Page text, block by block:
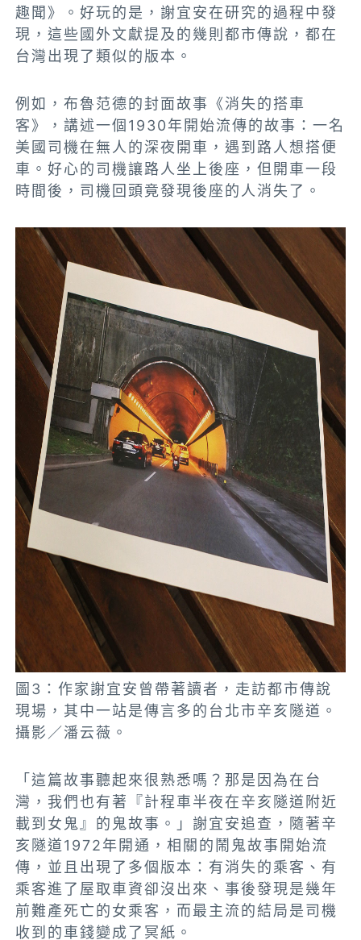
趣聞》。好玩的是，謝宜安在研究的過程中發
現，這些國外文獻提及的幾則都市傳說，都在
台灣出現了類似的版本。
例如，布魯范德的封面故事《消失的搭車
客》，講述一個1930年開始流傳的故事：一名
美國司機在無人的深夜開車，遇到路人想搭便
車。好心的司機讓路人坐上後座，但開車一段
時間後，司機回頭竟發現後座的人消失了。
圖3：作家謝宜安曾帶著讀者，走訪都市傳說
現場，其中一站是傳言多的台北市辛亥隧道。
攝影／潘云薇。
「這篇故事聽起來很熟悉嗎？那是因為在 台
灣，我們也有著『計程車半夜在辛亥隧道附近
載到女鬼』的鬼故事。」謝宜安追查，隨著辛
亥隧道1972年開通，相關的鬧鬼故事開始流
傳，並且出現了多個版本：有消失的乘客、有
乘客進了屋取車資卻沒出來、事後發現是幾年
前難產死亡的女乘客，而最主流的結局是司機
收到的車錢變成了冥紙。